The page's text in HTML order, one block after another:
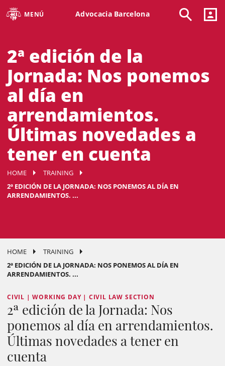
MENÚ Advocacia Barcelona
2ª edición de la
Jornada: Nos ponemos
al día en
arrendamientos.
Últimas novedades a
tener en cuenta
HOME
TRAINING
2ª EDICIÓN DE LA JORNADA: NOS PONEMOS AL DÍA EN
ARRENDAMIENTOS. ...
HOME
TRAINING
2ª EDICIÓN DE LA JORNADA: NOS PONEMOS AL DÍA EN
ARRENDAMIENTOS. ...
CIVIL | WORKING DAY | CIVIL LAW SECTION
2ª edición de la Jornada: Nos
ponemos al día en arrendamientos.
Últimas novedades a tener en
cuenta